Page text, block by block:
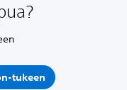
tukeen